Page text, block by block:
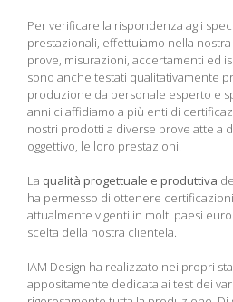
Per verificare la rispondenza agli
prestazionali, effettuiamo nella nostra
prove, misurazioni, accertamenti ed
sono anche testati qualitativamente
produzione da personale esperto e
anni ci affidiamo a più enti di
nostri prodotti a diverse prove atte a
oggettivo, le loro prestazioni.
La qualità progettuale e produttiva
ha permesso di ottenere
attualmente vigenti in molti paesi
scelta della nostra clientela.
IAM Design ha realizzato nei propri
appositamente dedicata ai test dei